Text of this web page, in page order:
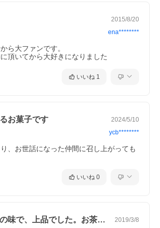
2015/8/20
ena********
ら大ファンです。
頂いてから大好きになりました
いいね 1
お菓子です 2024/5/10
ycb********
、お世話になった仲間に召し上がっても
いいね 0
思ってた通りの味で、上品でした。お茶に… 2019/3/8